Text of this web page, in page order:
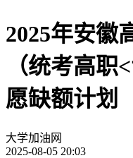
2025年安徽
（统考高职
愿缺额计划
大学加油网
2025-08-05 20:03